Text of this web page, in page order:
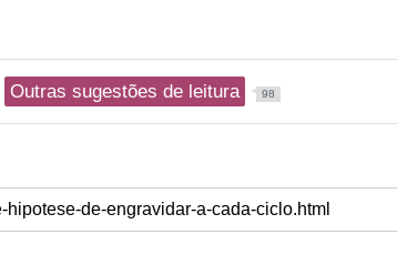
Outras sugestões de leitura 98